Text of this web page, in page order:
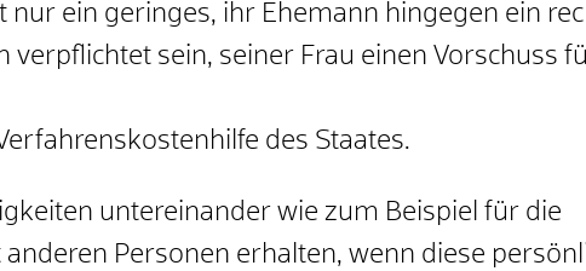
nur ein geringes, ihr Ehemann hingegen ein
sein, seiner Frau einen Vorschuss
des Staates.
untereinander wie zum Beispiel für die
Personen erhalten, wenn diese